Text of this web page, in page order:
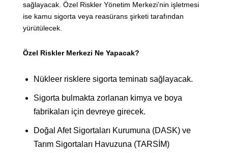
sağlayacak. Özel Riskler Yönetim Merkezi’nin işletmesi
ise kamu sigorta veya reasürans şirketi tarafından
yürütülecek.
Özel Riskler Merkezi Ne Yapacak?
Nükleer risklere sigorta teminatı sağlayacak.
Sigorta bulmakta zorlanan kimya ve boya
fabrikaları için devreye girecek.
Doğal Afet Sigortaları Kurumuna (DASK) ve
Tarım Sigortaları Havuzuna (TARSİM)